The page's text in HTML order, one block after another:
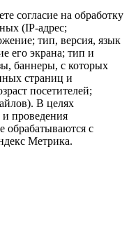
согласие на обработку
(IP-адрес;
тип, версия, язык
его экрана; тип и
баннеры, с которых
страниц и
посетителей;
В целях
проведения
обрабатываются с
Метрика.